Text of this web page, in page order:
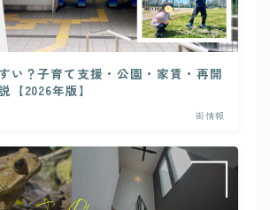
い？子育て支援・公園・家賃・再開
【2026年版】
街情報